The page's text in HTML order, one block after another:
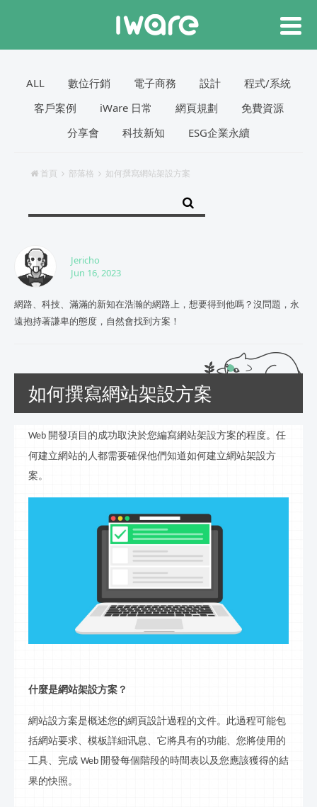
ALL 數位行銷 電子商務 設計
程式/系統
客戶案例
iWare 日常 網頁規劃
免費資源
分享會
科技新知 ESG企業永續
首頁 部落格 如何撰寫網站架設方案
Jericho
Jun 16, 2023
網路、科技、滿滿的新知在浩瀚的網路上，想要得到他嗎？沒問題，永
遠抱持著謙卑的態度，自然會找到方案！
如何撰寫網站架設方案
Web 開發項目的成功取決於您編寫網站架設方案的程度。任
何建立網站的人都需要確保他們知道如何建立網站架設方
案。
什麼是網站架設方案？
網站設方案是概述您的網頁設計過程的文件。此過程可能包
括網站要求、模板詳細讯息、它將具有的功能、您將使用的
工具、完成 Web 開發每個階段的時間表以及您應該獲得的結
果的快照。